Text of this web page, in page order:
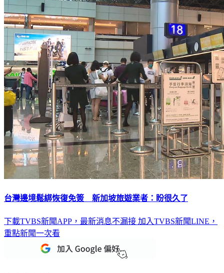
台灣邊境鬆綁恢復免簽 新加坡旅遊業者：盼很久了
下載TVBS新聞APP，最新消息不漏接 加入TVBS新聞LINE，
重點新聞一次看